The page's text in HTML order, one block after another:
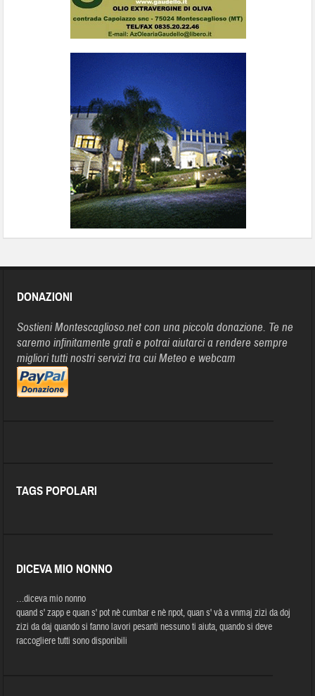
DONAZIONI
Sostieni Montescaglioso.net con una piccola donazione. Te ne
saremo infinitamente grati e potrai aiutarci a rendere sempre
migliori tutti nostri servizi tra cui Meteo e webcam
TAGS POPOLARI
DICEVA MIO NONNO
…diceva mio nonno
quand s' zapp e quan s' pot nè cumbar e nè npot, quan s' và a vnmaj zizi da doj
zizi da daj quando si fanno lavori pesanti nessuno ti aiuta, quando si deve
raccogliere tutti sono disponibili